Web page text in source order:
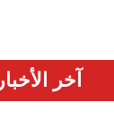
آخر الأخبار